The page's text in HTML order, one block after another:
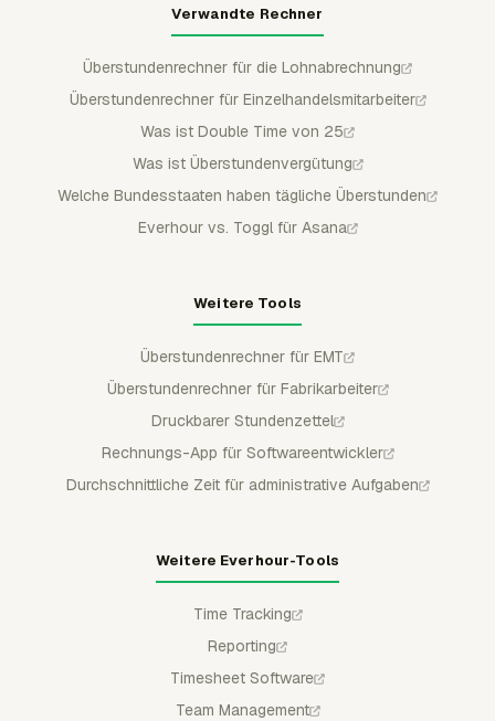
Verwandte Rechner
Überstundenrechner für die Lohnabrechnung
Überstundenrechner für Einzelhandelsmitarbeiter
Was ist Double Time von 25
Was ist Überstundenvergütung
Welche Bundesstaaten haben tägliche Überstunden
Everhour vs. Toggl für Asana
Weitere Tools
Überstundenrechner für EMT
Überstundenrechner für Fabrikarbeiter
Druckbarer Stundenzettel
Rechnungs-App für Softwareentwickler
Durchschnittliche Zeit für administrative Aufgaben
Weitere Everhour-Tools
Time Tracking
Reporting
Timesheet Software
Team Management